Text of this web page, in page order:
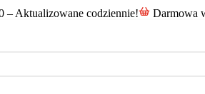
– Aktualizowane codziennie! Darmowa